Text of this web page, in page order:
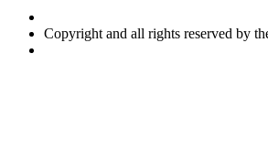
Copyright and all rights reserved by